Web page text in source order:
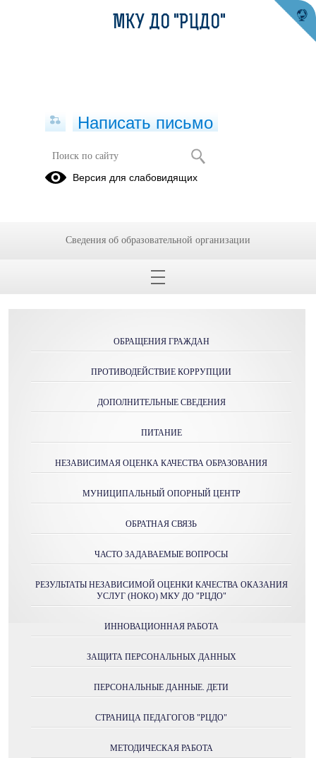
Структура и органы управления
образовательной организацией
ОБРАЩЕНИЯ ГРАЖДАН
ПРОТИВОДЕЙСТВИЕ КОРРУПЦИИ
ДОПОЛНИТЕЛЬНЫЕ СВЕДЕНИЯ
ПИТАНИЕ
НЕЗАВИСИМАЯ ОЦЕНКА КАЧЕСТВА ОБРАЗОВАНИЯ
МУНИЦИПАЛЬНЫЙ ОПОРНЫЙ ЦЕНТР
ОБРАТНАЯ СВЯЗЬ
ЧАСТО ЗАДАВАЕМЫЕ ВОПРОСЫ
РЕЗУЛЬТАТЫ НЕЗАВИСИМОЙ ОЦЕНКИ КАЧЕСТВА ОКАЗАНИЯ
УСЛУГ (НОКО) МКУ ДО "РЦДО"
ИННОВАЦИОННАЯ РАБОТА
ЗАЩИТА ПЕРСОНАЛЬНЫХ ДАННЫХ
ПЕРСОНАЛЬНЫЕ ДАННЫЕ. ДЕТИ
СТРАНИЦА ПЕДАГОГОВ "РЦДО"
МЕТОДИЧЕСКАЯ РАБОТА
МКУ ДО "РЦДО"
Написать письмо
Версия для слабовидящих
Сведения об образовательной организации